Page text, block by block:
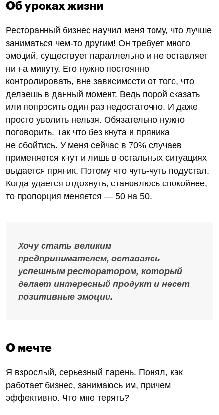
Об уроках жизни
Ресторанный бизнес научил меня тому, что лучше
заниматься чем-то другим! Он требует много
эмоций, существует параллельно и не оставляет
ни на минуту. Его нужно постоянно
контролировать, вне зависимости от того, что
делаешь в данный момент. Ведь порой сказать
или попросить один раз недостаточно. И даже
просто уволить нельзя. Обязательно нужно
поговорить. Так что без кнута и пряника
не обойтись. У меня сейчас в 70% случаев
применяется кнут и лишь в остальных ситуациях
выдается пряник. Потому что чуть-чуть подустал.
Когда удается отдохнуть, становлюсь спокойнее,
то пропорция меняется — 50 на 50.
Хочу стать великим
предпринимателем, оставаясь
успешным ресторатором, который
делает интересный продукт и несет
позитивные эмоции.
О мечте
Я взрослый, серьезный парень. Понял, как
работает бизнес, занимаюсь им, причем
эффективно. Что мне терять?